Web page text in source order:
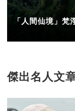
「人間仙境」
傑出名人文